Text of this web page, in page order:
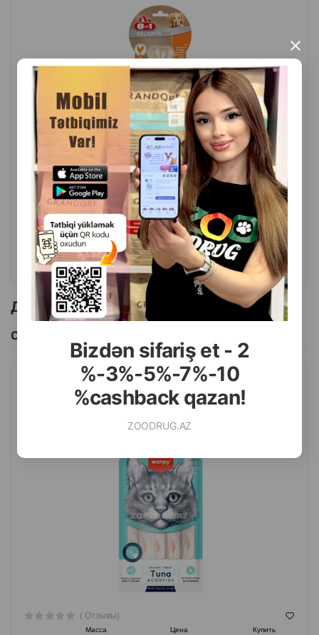
Bizdən sifariş et - 2
%-3%-5%-7%-10
%cashback qazan!
ZOODRUG.AZ
×
Страна производитель: Китай.
( Отзывы)
Масса Цена
Купить
1 шт
12.00
КУПИТЬ
Другие товоры бренда
Смотреть Все
ЛАКОМСТВО WANPY CREAMY TUNA&CODFISH ДЛЯ КОШЕК СО
ВКУСОМ ТУНЦА И ТРЕСКИ 70 ГР.
( Отзывы)
Масса Цена
Купить